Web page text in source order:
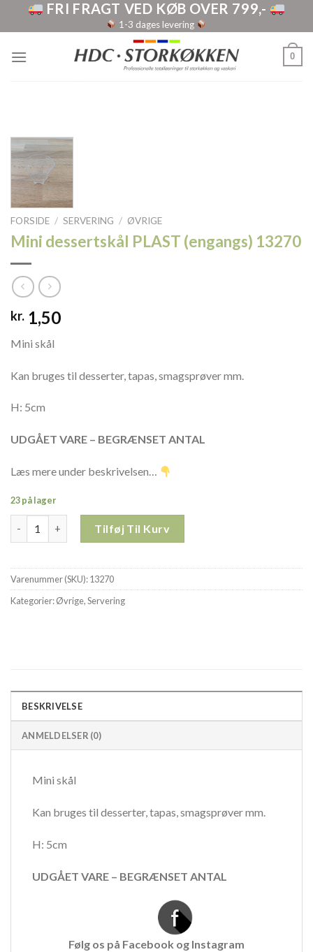
FRI FRAGT VED KØB OVER 799,-
1-3 dages levering
0
FORSIDE / SERVERING / ØVRIGE
Mini dessertskål PLAST (engangs) 13270
kr. 1,50
Mini skål
Kan bruges til desserter, tapas, smagsprøver mm.
H: 5cm
UDGÅET VARE – BEGRÆNSET ANTAL
Læs mere under beskrivelsen…
23 på lager
Tilføj Til Kurv
Varenummer (SKU):13270
Kategorier:Øvrige,Servering
BESKRIVELSE
ANMELDELSER (0)
Mini skål
Kan bruges til desserter, tapas, smagsprøver mm.
H: 5cm
UDGÅET VARE – BEGRÆNSET ANTAL
Følg os på Facebook og Instagram